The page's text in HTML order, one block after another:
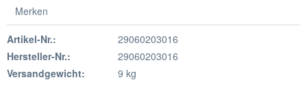
Merken
Artikel-Nr.:
29060203016
Hersteller-Nr.:
29060203016
Versandgewicht:
9 kg